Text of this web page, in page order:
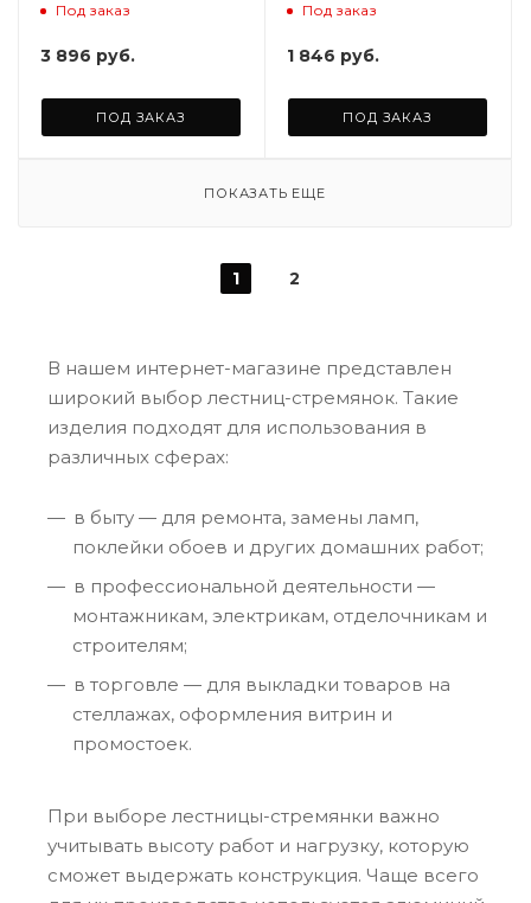
Под заказ
3 896 руб.
ПОД ЗАКАЗ
Под заказ
1 846 руб.
ПОД ЗАКАЗ
ПОКАЗАТЬ ЕЩЕ
1 2
В нашем интернет-магазине представлен
широкий выбор лестниц-стремянок. Такие
изделия подходят для использования в
различных сферах:
в быту — для ремонта, замены ламп,
поклейки обоев и других домашних работ;
в профессиональной деятельности —
монтажникам, электрикам, отделочникам и
строителям;
в торговле — для выкладки товаров на
стеллажах, оформления витрин и
промостоек.
При выборе лестницы-стремянки важно
учитывать высоту работ и нагрузку, которую
сможет выдержать конструкция. Чаще всего